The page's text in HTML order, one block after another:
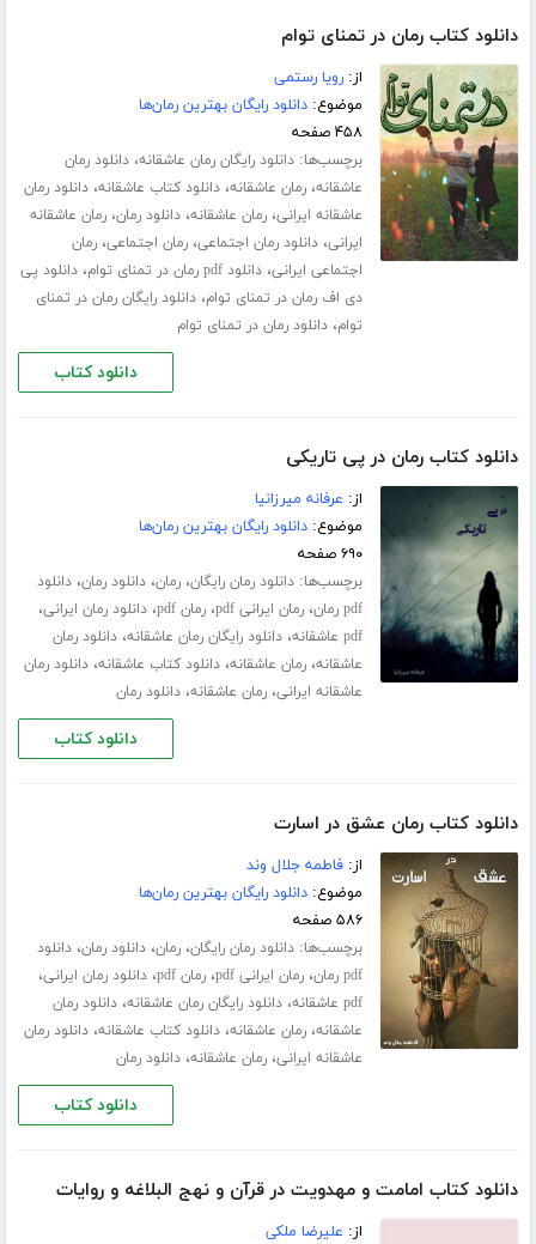
دانلود کتاب رمان در تمنای توام
از:رویا رستمی
موضوع:دانلود رایگان بهترین رمان‌ها
۴۵۸ صفحه
برچسب‌ها:دانلود رایگان رمان عاشقانه،دانلود رمان
عاشقانه،رمان عاشقانه،دانلود کتاب عاشقانه،دانلود رمان
عاشقانه ایرانی،رمان عاشقانه،دانلود رمان،رمان عاشقانه
ایرانی،دانلود رمان اجتماعی،رمان اجتماعی،رمان
اجتماعی ایرانی،دانلود pdf رمان در تمنای توام ،دانلود پی
دی اف رمان در تمنای توام،دانلود رایگان رمان در تمنای
توام،دانلود رمان در تمنای توام
دانلود کتاب
دانلود کتاب رمان در پی تاریکی
از: عرفانه میرزانیا
موضوع:دانلود رایگان بهترین رمان‌ها
۶۹۰ صفحه
برچسب‌ها:دانلود رمان رایگان،رمان،دانلود رمان،دانلود
pdf رمان
،رمان ایرانی pdf ،رمان pdf ،دانلود رمان ایرانی،
pdf عاشقانه ،دانلود رایگان رمان عاشقانه،دانلود رمان
عاشقانه،رمان عاشقانه،دانلود کتاب عاشقانه،دانلود رمان
عاشقانه ایرانی،رمان عاشقانه،دانلود رمان
دانلود کتاب
دانلود کتاب رمان عشق در اسارت
از:فاطمه جلال‌ وند
موضوع:دانلود رایگان بهترین رمان‌ها
۵۸۶ صفحه
برچسب‌ها:دانلود رمان رایگان،رمان،دانلود رمان،دانلود
pdf رمان
،رمان ایرانی pdf ،رمان pdf ،دانلود رمان ایرانی،
pdf عاشقانه ،دانلود رایگان رمان عاشقانه،دانلود رمان
عاشقانه،رمان عاشقانه،دانلود کتاب عاشقانه،دانلود رمان
عاشقانه ایرانی،رمان عاشقانه،دانلود رمان
دانلود کتاب
دانلود کتاب امامت و مهدویت در قرآن و نهج البلاغه و روایات
از: علیرضا ملکی